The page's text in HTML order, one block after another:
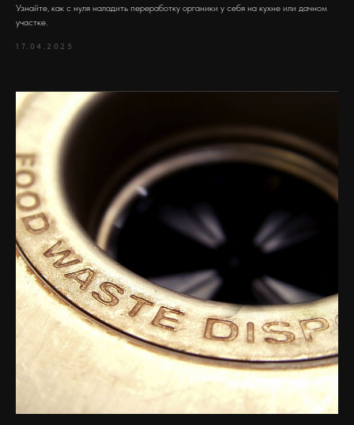
Узнайте, как с нуля наладить переработку органики у себя на кухне или дачном
участке.
17.04.2025